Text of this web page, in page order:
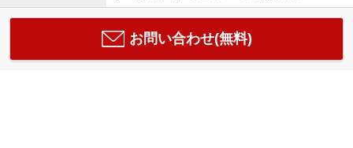
お問い合わせ(無料)